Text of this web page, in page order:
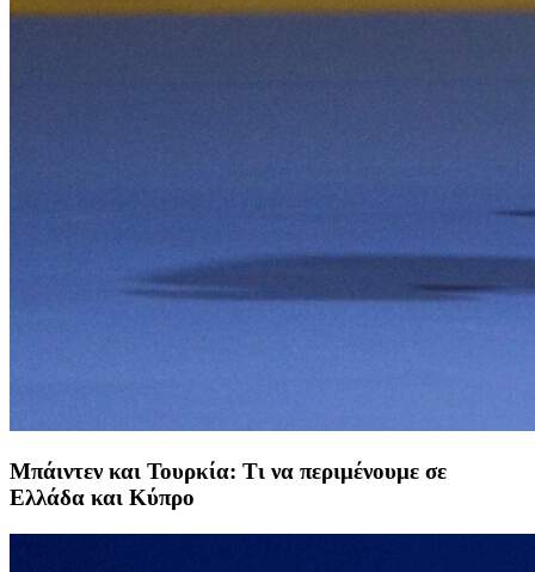
Μπάιντεν και Τουρκία: Τι να περιμένουμε σε
Ελλάδα και Κύπρο